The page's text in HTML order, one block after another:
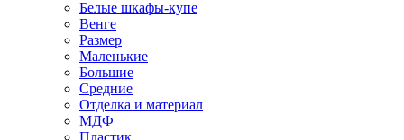
Белые шкафы-купе
Венге
Размер
Маленькие
Большие
Средние
Отделка и материал
МДФ
Пластик